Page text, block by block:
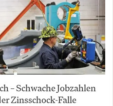
– Schwache Jobzahlen
Zinsschock-Falle